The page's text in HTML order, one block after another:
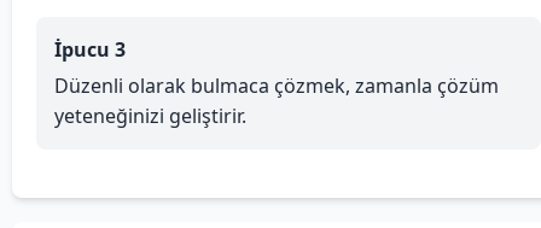
İpucu 3
Düzenli olarak bulmaca çözmek, zamanla çözüm
yeteneğinizi geliştirir.